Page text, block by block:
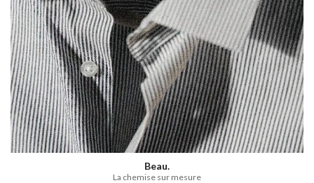
Beau.
La chemise sur mesure